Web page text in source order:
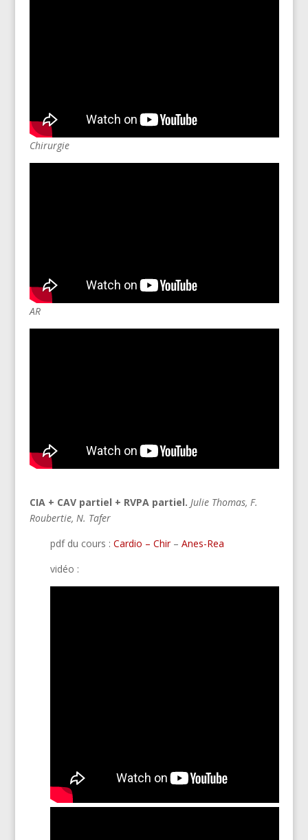
Chirurgie
AR
CIA + CAV partiel + RVPA partiel. Julie Thomas, F.
Roubertie, N. Tafer
pdf du cours : Cardio – Chir– Anes-Rea
vidéo :